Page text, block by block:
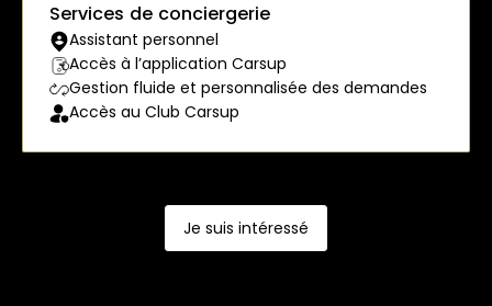
Services de conciergerie
Assistant personnel
Accès à l’application Carsup
Gestion fluide et personnalisée des demandes
Accès au Club Carsup
Je suis intéressé